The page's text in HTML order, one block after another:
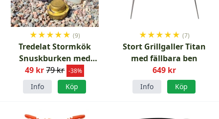
★★★★★ (9)
Tredelat Stormkök
Snuskburken med
spritbrännare B-sortering
49 kr 79 kr -38%
Info Köp
★★★★★ (7)
Stort Grillgaller Titan
med fällbara ben
649 kr
Info Köp